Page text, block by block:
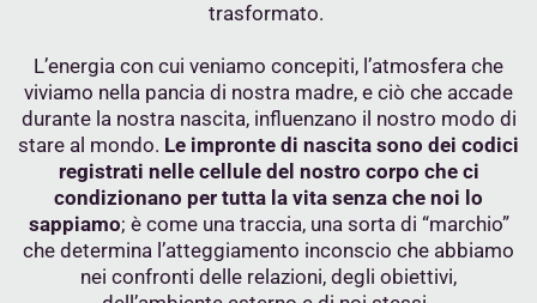
trasformato.
L’energia con cui veniamo concepiti, l’atmosfera che
viviamo nella pancia di nostra madre, e ciò che accade
durante la nostra nascita, influenzano il nostro modo di
stare al mondo. Le impronte di nascita sono dei codici
registrati nelle cellule del nostro corpo che ci
condizionano per tutta la vita senza che noi lo
sappiamo; è come una traccia, una sorta di “marchio”
che determina l’atteggiamento inconscio che abbiamo
nei confronti delle relazioni, degli obiettivi,